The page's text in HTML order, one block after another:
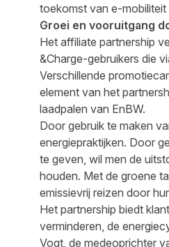
toekomst van e-
Groei en vooruitgang
Het affiliate partnership
&Charge-gebruikers die
Verschillende
element van het
laadpalen van EnBW.
Door gebruik te maken
energiepraktijken. Door
te geven, wil men de
houden. Met de groene
emissievrij reizen door
Het partnership biedt
verminderen, de
Vogt, de medeoprichter